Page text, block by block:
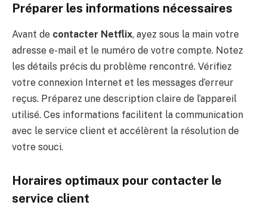
Préparer les informations nécessaires
Avant de contacter Netflix, ayez sous la main votre
adresse e-mail et le numéro de votre compte. Notez
les détails précis du problème rencontré. Vérifiez
votre connexion Internet et les messages d’erreur
reçus. Préparez une description claire de l’appareil
utilisé. Ces informations facilitent la communication
avec le service client et accélèrent la résolution de
votre souci.
Horaires optimaux pour contacter le
service client